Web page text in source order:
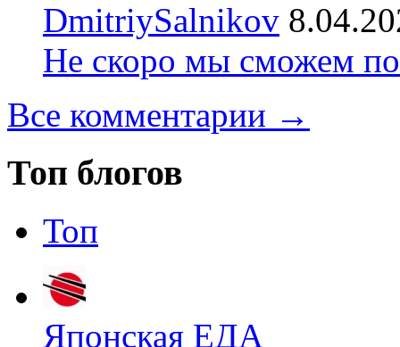
DmitriySalnikov
Не скоро мы сможем
Все комментарии →
Топ блогов
Топ
Японская ЕДА